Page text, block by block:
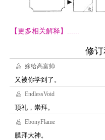
【更多相关解释】......